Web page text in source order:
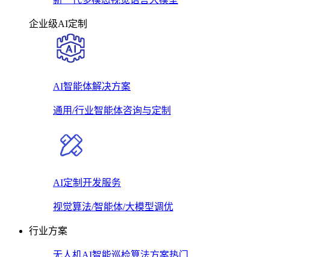
企业级AI定制
AI智能体解决方案
通用/行业智能体咨询与定制
AI定制开发服务
视觉算法/智能体/大模型调优
行业方案